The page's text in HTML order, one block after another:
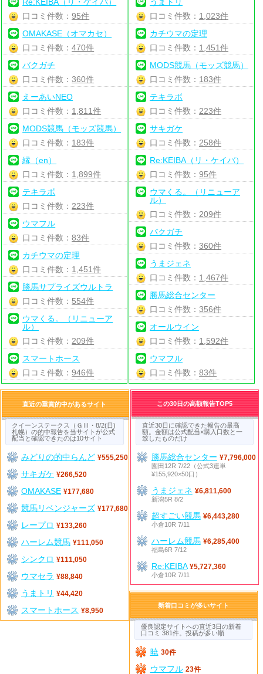
口コミ件数：95件
OMAKASE（オマカセ）
口コミ件数：470件
バクガチ
口コミ件数：360件
えーあいNEO
口コミ件数： 1,811件
MODS競馬（モッズ競馬）
口コミ件数： 183件
縁（en）
口コミ件数： 1,899件
テキラボ
口コミ件数： 223件
ウマフル
口コミ件数：83件
カチウマの定理
口コミ件数： 1,451件
勝馬サプライズウルトラ
口コミ件数： 554件
ウマくる。（リニューア
ル）
口コミ件数： 209件
スマートホース
口コミ件数：946件
口コミ件数： 1,023件
カチウマの定理
口コミ件数： 1,451件
MODS競馬（モッズ競馬）
口コミ件数： 183件
テキラボ
口コミ件数： 223件
サキガケ
口コミ件数： 258件
Re:KEIBA（リ・ケイバ）
口コミ件数： 95件
ウマくる。（リニューア
ル）
口コミ件数： 209件
バクガチ
口コミ件数： 360件
うまジェネ
口コミ件数： 1,467件
勝馬総合センター
口コミ件数： 356件
オールウイン
口コミ件数： 1,592件
ウマフル
口コミ件数： 83件
直近の重賞的中があるサイト
クイーンステークス（ＧⅢ・8/2(日)
札幌）の的中報告を当サイトが公式
配当と確認できたのは10サイト
みどりの的中らんど ¥555,250
サキガケ ¥266,520
OMAKASE ¥177,680
競馬リベンジャーズ ¥177,680
レープロ ¥133,260
ハーレム競馬 ¥111,050
シンクロ ¥111,050
ウマセラ ¥88,840
うまトリ ¥44,420
スマートホース ¥8,950
この30日の高額報告TOP5
直近30日に確認できた報告の最高
額。金額は公式配当×購入口数と一
致したものだけ
勝馬総合センター ¥7,796,000
園田12R 7/22（公式3連単
¥155,920×50口）
うまジェネ ¥6,811,600
新潟5R 8/2
超すごい競馬 ¥6,443,280
小倉10R 7/11
ハーレム競馬 ¥6,285,400
福島6R 7/12
Re:KEIBA ¥5,727,360
小倉10R 7/11
新着口コミが多いサイト
優良認定サイトへの直近3日の新着
口コミ 381件。投稿が多い順
暁 30件
ウマフル 23件